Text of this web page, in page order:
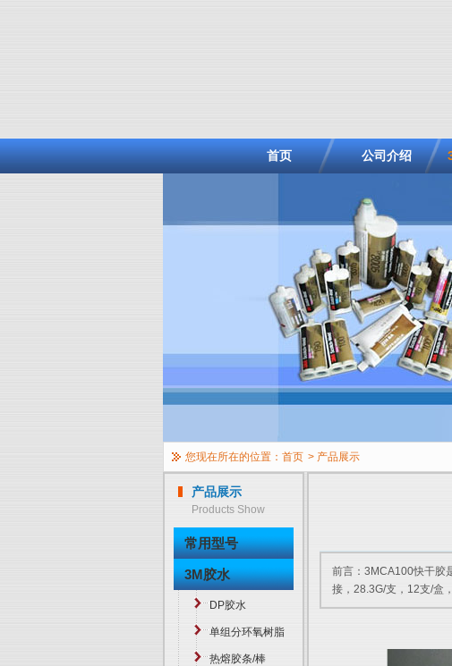
首页 公司介绍
您现在所在的位置： 首页 > 产品展示
产品展示
Products Show
常用型号
3M胶水
DP胶水
单组分环氧树脂
热熔胶条/棒
前言：3MCA100快干胶
接，28.3G/支，12支/盒